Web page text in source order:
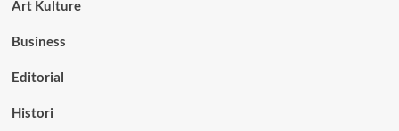
Art Kulture
Business
Editorial
Histori